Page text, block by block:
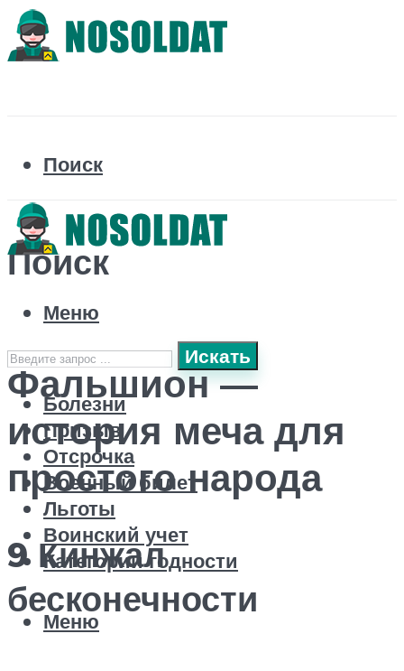
Поиск
Поиск
Искать
Болезни
Призыв
Отсрочка
Военный билет
Льготы
Воинский учет
Категории годности
Меню
Меню
Фальшион —
история меча для
простого народа
9 Кинжал
бесконечности